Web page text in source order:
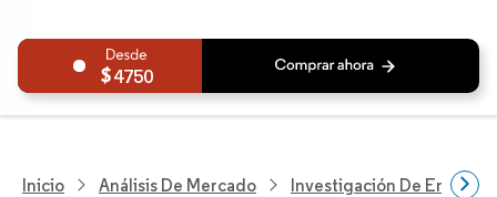
4750
Inicio Análisis De Mercado Investigación De Envases